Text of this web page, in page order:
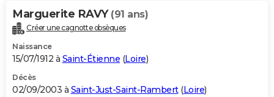
Marguerite RAVY (91 ans)
Créer une cagnotte obsèques
Naissance
15/07/1912 à Saint-Étienne (Loire)
Décès
02/09/2003 à Saint-Just-Saint-Rambert(Loire)